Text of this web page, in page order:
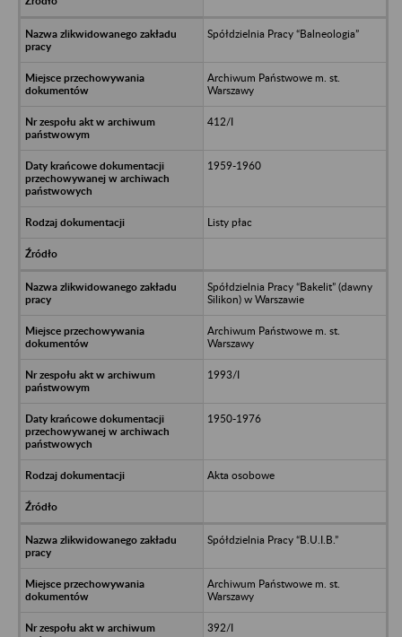
Spółdzielnia Pracy “Balneologia”
Archiwum Państwowe m. st.
Warszawy
412/I
1959-1960
Listy płac
Spółdzielnia Pracy “Bakelit” (dawny
Silikon) w Warszawie
Archiwum Państwowe m. st.
Warszawy
1993/I
1950-1976
Akta osobowe
Spółdzielnia Pracy “B.U.I.B.”
Archiwum Państwowe m. st.
Warszawy
392/I